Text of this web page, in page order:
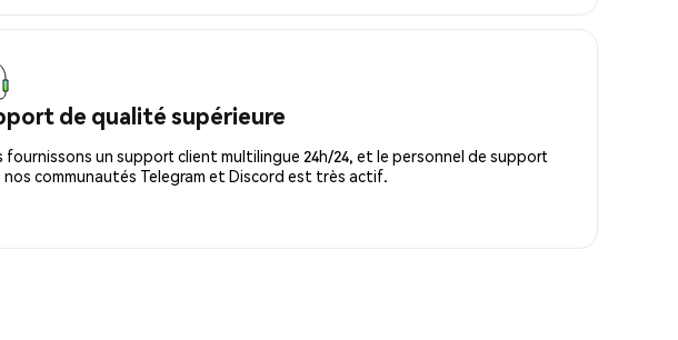
de qualité supérieure
fournissons un support client multilingue 24h/24, et le personnel de support
nos communautés Telegram et Discord est très actif.